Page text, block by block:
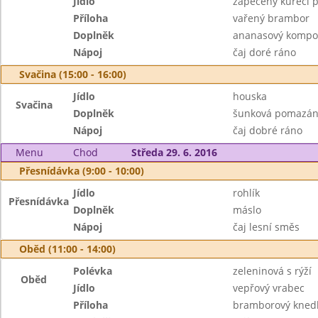
Příloha
vařený brambor
Doplněk
ananasový
Nápoj
čaj doré ráno
Svačina (15:00 - 16:00)
Svačina
Jídlo
houska
Doplněk
šunková
Nápoj
čaj dobré ráno
Menu
Chod
Středa 29. 6. 2016
Přesnídávka (9:00 - 10:00)
Přesnídávka
Jídlo
rohlík
Doplněk
máslo
Nápoj
čaj lesní směs
Oběd (11:00 - 14:00)
Oběd
Polévka
zeleninová s rýží
Jídlo
vepřový vrabec
Příloha
bramborový